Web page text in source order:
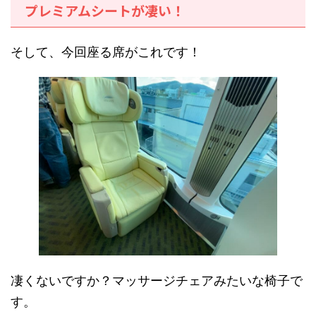
プレミアムシートが凄い！
そして、今回座る席がこれです！
凄くないですか？マッサージチェアみたいな椅子で
す。